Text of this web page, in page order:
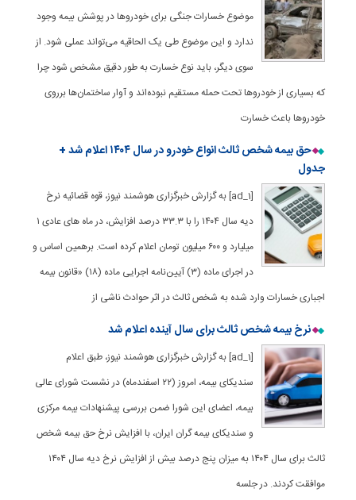
موضوع خسارات جنگی برای خودروها در پوشش بیمه وجود
ندارد و این موضوع طی یک الحاقیه می‌تواند عملی شود. از
سوی دیگر، باید نوع خسارت به طور دقیق مشخص شود چرا
که بسیاری از خودروها تحت حمله مستقیم نبوده‌اند و آوار ساختمان‌ها برروی
خودروها باعث خسارت
حق بیمه شخص ثالث انواع خودرو در سال ۱۴۰۴ اعلام شد +
جدول
[ad_1] به گزارش خبرگزاری هوشمند نیوز، قوه قضائیه نرخ
دیه سال ۱۴۰۴ را با ۳۳.۳ درصد افزایش، در ماه های عادی ۱
میلیارد و ۶۰۰ میلیون تومان اعلام کرده است. برهمین اساس و
در اجرای ماده (۳) آیین‌نامه اجرایی ماده (۱۸) «قانون بیمه
اجباری خسارات وارد شده به شخص ثالث در اثر حوادث ناشی از
نرخ بیمه شخص ثالث برای سال آینده اعلام شد
[ad_1] به گزارش خبرگزاری هوشمند نیوز، طبق اعلام
سندیکای بیمه، امروز (۲۲ اسفندماه) در نشست شورای عالی
بیمه، اعضای این شورا ضمن بررسی پیشنهادات بیمه مرکزی
و سندیکای بیمه گران ایران، با افزایش نرخ حق بیمه شخص
ثالث برای سال ۱۴۰۴ به میزان پنج درصد بیش از افزایش نرخ دیه سال ۱۴۰۴
موافقت کردند. در جلسه